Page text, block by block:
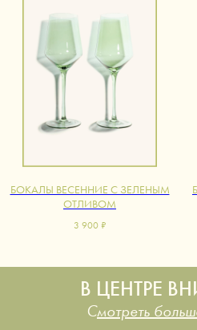
БОКАЛЫ ВЕСЕННИЕ С ЗЕЛЕНЫМ
ОТЛИВОМ
3 900 ₽
В ЦЕНТРЕ
Смотреть